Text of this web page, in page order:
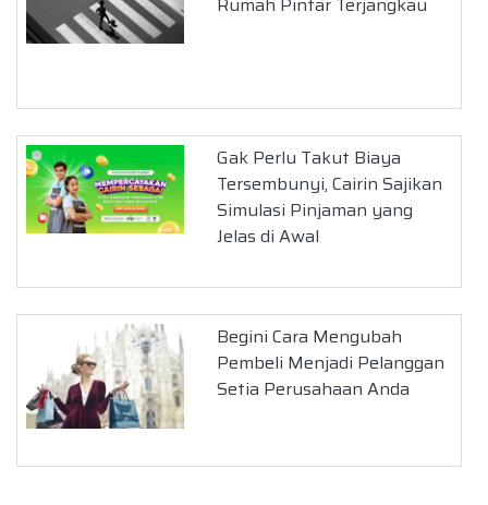
Gak Perlu Takut Biaya
Tersembunyi, Cairin Sajikan
Simulasi Pinjaman yang
Jelas di Awal
Begini Cara Mengubah
Pembeli Menjadi Pelanggan
Setia Perusahaan Anda